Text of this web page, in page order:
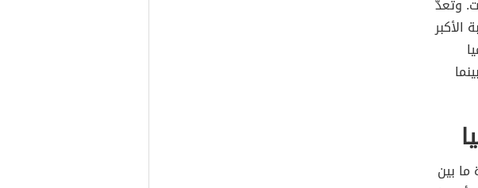
وتعدّ
الأكبر
بينما
بين